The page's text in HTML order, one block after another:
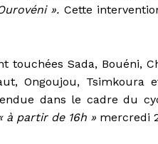
». Cette
touchées Sada, Bouéni,
Ongoujou,
dans le cadre du
à partir de 16h » mercredi